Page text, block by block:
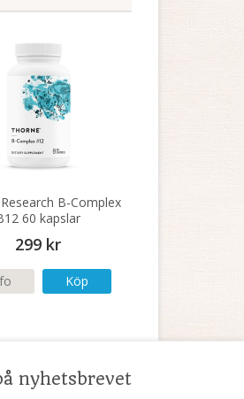
B-Complex
60 kapslar
299 kr
Köp
nyhetsbrevet